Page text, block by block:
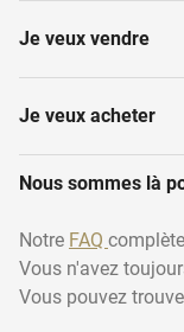
Je veux vendre
Je veux acheter
Nous sommes là
Notre FAQ
Vous n'avez
Vous pouvez